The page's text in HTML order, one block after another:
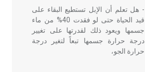
- هل تعلم أن الإبل تستطيع البقاء على
قيد الحياة حتى لو فقدت 40% من ماء
جسمها ويعود ذلك لقدرتها على تغيير
درجة حرارة جسمها تبعاً لتغير درجة
حرارة الجو،